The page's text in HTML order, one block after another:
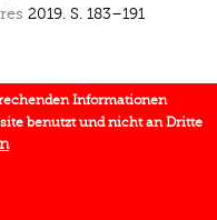
2019. S. 183–191
Informationen
benutzt und nicht an Dritte